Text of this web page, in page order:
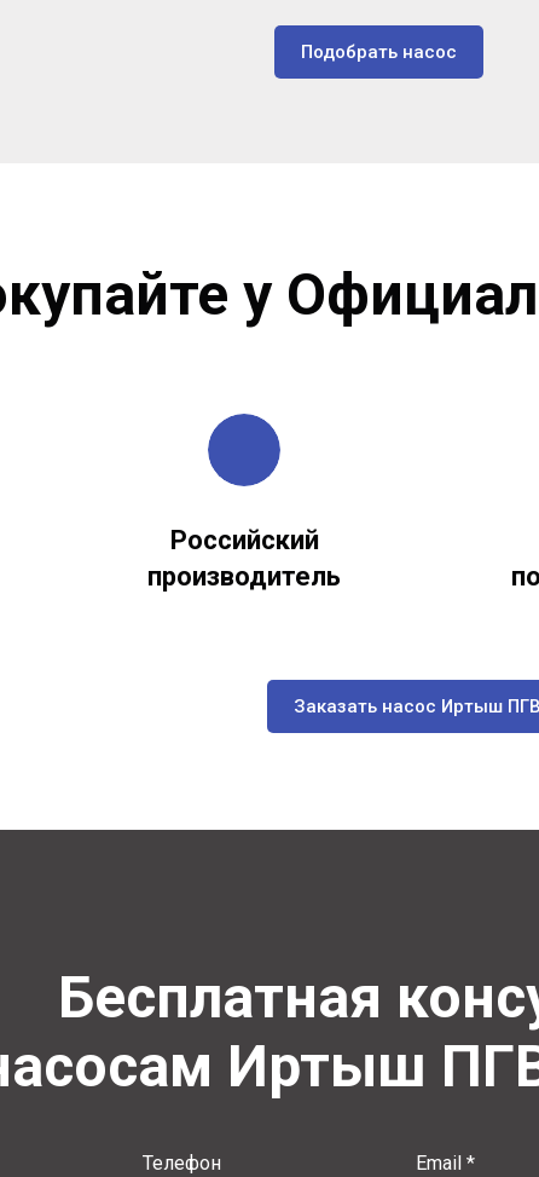
Подобрать насос
у
Российский
производитель
Заказать насос Иртыш
Бесплатная
Иртыш
Телефон Email *